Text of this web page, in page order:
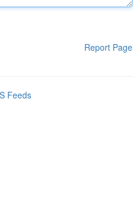
Report Page
Feeds